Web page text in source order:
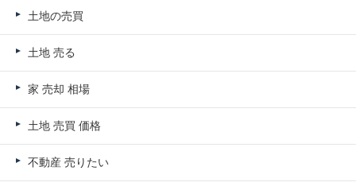
土地の売買
土地 売る
家 売却 相場
土地 売買 価格
不動産 売りたい